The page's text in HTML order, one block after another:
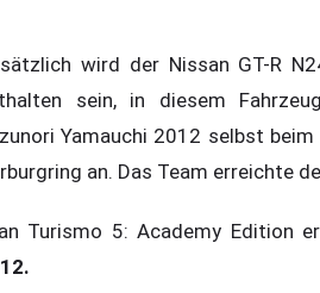
wird der Nissan GT-R
sein, in diesem
Yamauchi 2012 selbst beim
an. Das Team erreichte
Turismo 5: Academy Edition